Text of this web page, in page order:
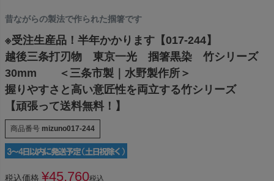
昔ながらの製法で作られた掴箸です
※受注生産品！半年かかります【017-244】
越後三条打刃物 東京一光 掴箸黒染 竹シリーズ
30mm ＜三条市製｜水野製作所＞
握りやすさと高い意匠性を両立する竹シリーズ
【頑張って送料無料！】
商品番号 mizuno017-244
税込価格 ¥45,760税込